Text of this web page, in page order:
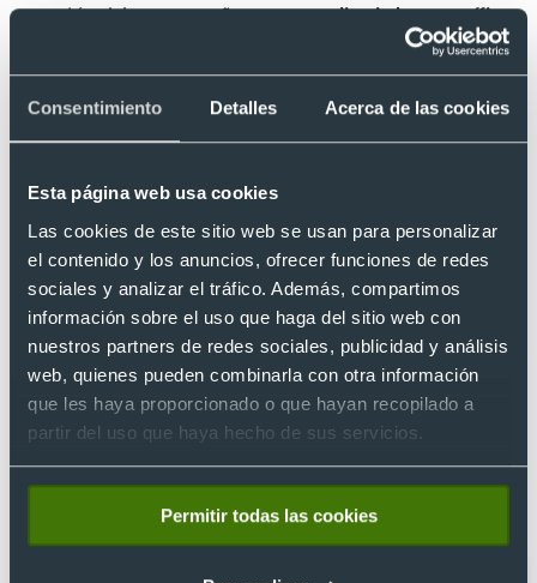
Consentimiento Detalles Acerca de las cookies
Esta página web usa cookies
Las cookies de este sitio web se usan para personalizar
el contenido y los anuncios, ofrecer funciones de redes
sociales y analizar el tráfico. Además, compartimos
información sobre el uso que haga del sitio web con
nuestros partners de redes sociales, publicidad y análisis
web, quienes pueden combinarla con otra información
que les haya proporcionado o que hayan recopilado a
partir del uso que haya hecho de sus servicios.
Permitir todas las cookies
Límpialo con unpaño suave y un limpiador específico
. No uses productos abrasivos que
puedan rayar la superficie.
Este metal puede oxidarse con el tiempo y adoptar un
transparente.
llevar alimentos o bebidas, lávalos inmediatamente
después de su uso.
Guarda los productos de cobre en unlugar seco y
alejado de la humedad. Si te es posible, envuélvelos en
un paño suave para evitar arañazos.
Con los regalos promocionales de cobre transmites calidad,
estilo y compromiso con la excelencia, además de dar una
experiencia tan positiva que tus clientes o colaboradores
recordarán.